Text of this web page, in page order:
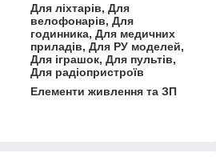
Для ліхтарів, Для
велофонарів, Для
годинника, Для медичних
приладів, Для РУ моделей,
Для іграшок, Для пультів,
Для радіопристроїв
Елементи живлення та ЗП